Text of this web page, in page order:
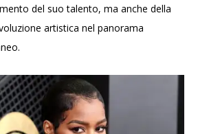
del suo talento, ma anche della
artistica nel panorama